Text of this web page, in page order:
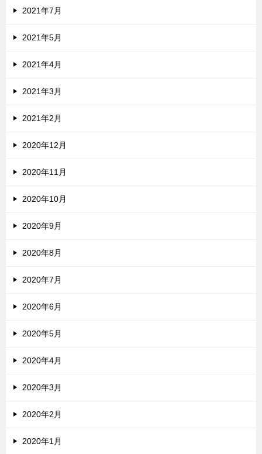
2021年7月
2021年5月
2021年4月
2021年3月
2021年2月
2020年12月
2020年11月
2020年10月
2020年9月
2020年8月
2020年7月
2020年6月
2020年5月
2020年4月
2020年3月
2020年2月
2020年1月